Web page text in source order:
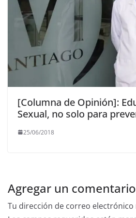
[Columna de Opinión]:
Sexual, no solo para
25/06/2018
Agregar un comentario
Tu dirección de correo electrónico